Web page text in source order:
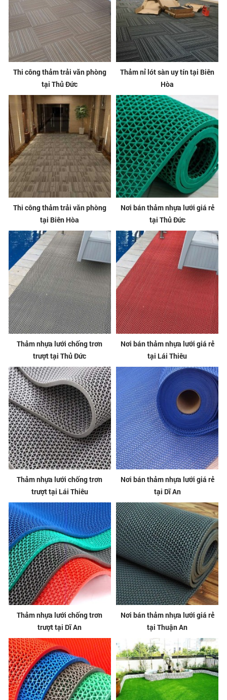
Thi công thảm trải văn phòng
tại Thủ Đức
Thảm nỉ lót sàn uy tín tại Biên
Hòa
Thi công thảm trải văn phòng
tại Biên Hòa
Nơi bán thảm nhựa lưới giá rẻ
tại Thủ Đức
Thảm nhựa lưới chống trơn
trượt tại Thủ Đức
Nơi bán thảm nhựa lưới giá rẻ
tại Lái Thiêu
Thảm nhựa lưới chống trơn
trượt tại Lái Thiêu
Nơi bán thảm nhựa lưới giá rẻ
tại Dĩ An
Thảm nhựa lưới chống trơn
trượt tại Dĩ An
Nơi bán thảm nhựa lưới giá rẻ
tại Thuận An